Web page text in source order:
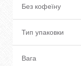
Без кофеїну
Тип упаковки
Вага